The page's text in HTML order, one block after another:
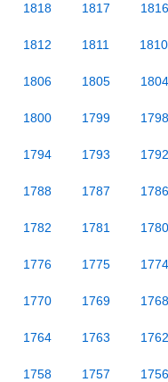
1818 1817 1816
1812 1811 1810
1806 1805 1804
1800 1799 1798
1794 1793 1792
1788 1787 1786
1782 1781 1780
1776 1775 1774
1770 1769 1768
1764 1763 1762
1758 1757 1756